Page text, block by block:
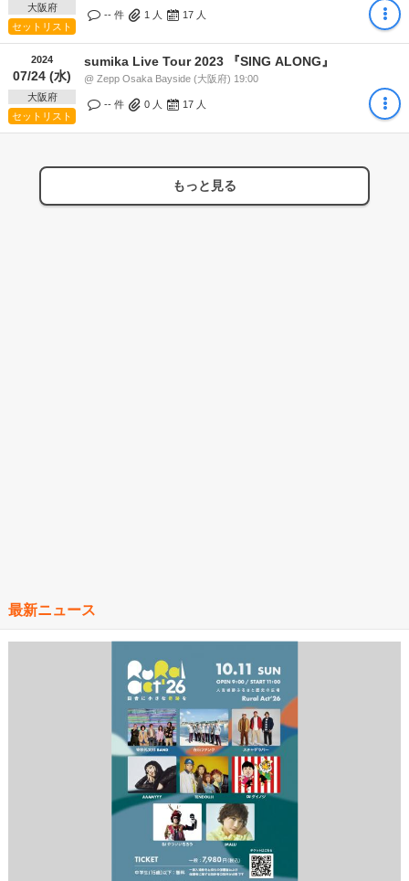
大阪府
セットリスト
-- 件 1 人 17 人
2024
07/24 (水)
大阪府
セットリスト
sumika Live Tour 2023 『SING ALONG』
@ Zepp Osaka Bayside (大阪府) 19:00
-- 件 0 人 17 人
もっと見る
最新ニュース